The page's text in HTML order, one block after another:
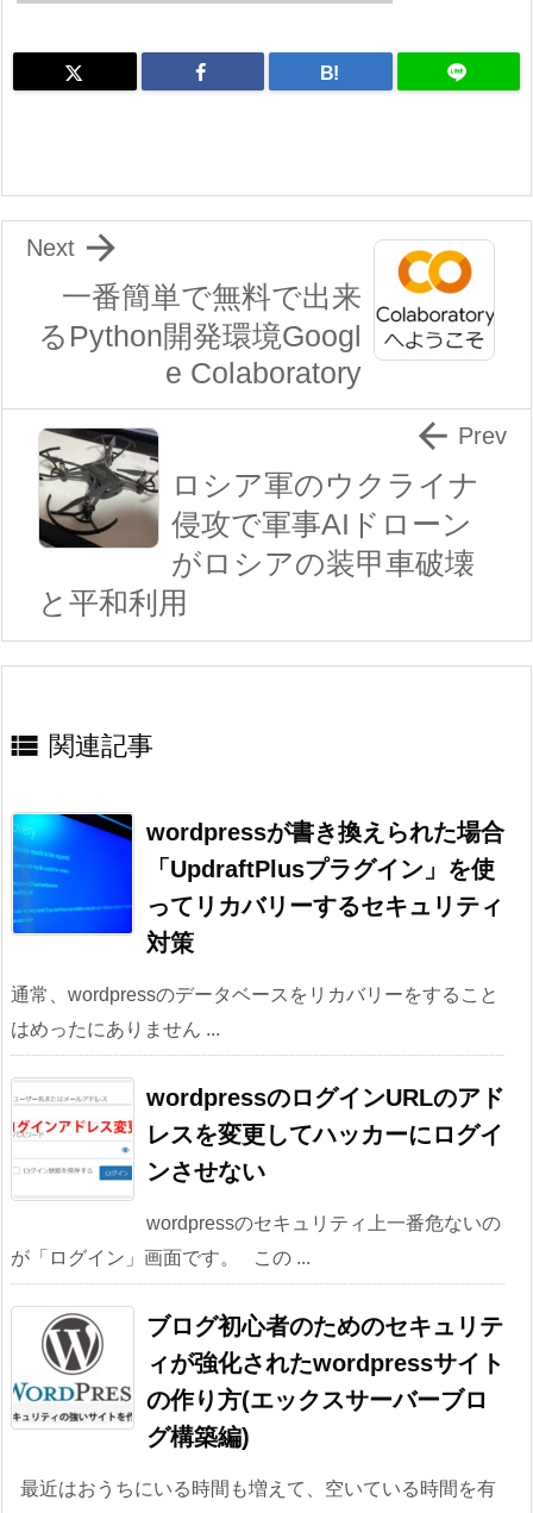
B!
一番簡単で無料で出来
るPython開発環境Googl
e Colaboratory

Next
ロシア軍のウクライナ
侵攻で軍事AIドローン
がロシアの装甲車破壊
と平和利用
 Prev
 関連記事
wordpressが書き換えられた場合
「UpdraftPlusプラグイン」を使
ってリカバリーするセキュリティ
対策
通常、wordpressのデータベースをリカバリーをすること
はめったにありません ...
wordpressのログインURLのアド
レスを変更してハッカーにログイ
ンさせない
wordpressのセキュリティ上一番危ないの
が「ログイン」画面です。 この ...
ブログ初心者のためのセキュリテ
ィが強化されたwordpressサイト
の作り方(エックスサーバーブロ
グ構築編)
最近はおうちにいる時間も増えて、空いている時間を有